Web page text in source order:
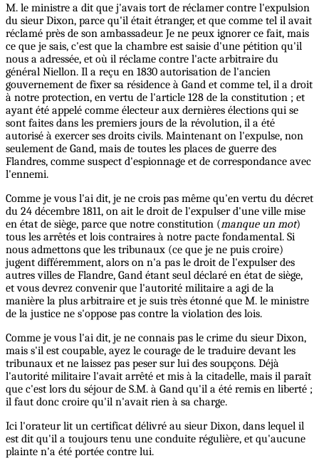
M. le ministre a dit que j'avais tort de réclamer contre l'expulsion
du sieur Dixon, parce qu'il était étranger, et que comme tel il avait
réclamé près de son ambassadeur. Je ne peux ignorer ce fait, mais
ce que je sais, c'est que la chambre est saisie d'une pétition qu'il
nous a adressée, et où il réclame contre l'acte arbitraire du
général Niellon. Il a reçu en 1830 autorisation de l'ancien
gouvernement de fixer sa résidence à Gand et comme tel, il a droit
à notre protection, en vertu de l'article 128 de la constitution ; et
ayant été appelé comme électeur aux dernières élections qui se
sont faites dans les premiers jours de la révolution, il a été
autorisé à exercer ses droits civils. Maintenant on l'expulse, non
seulement de Gand, mais de toutes les places de guerre des
Flandres, comme suspect d'espionnage et de correspondance avec
l'ennemi.
Comme je vous l'ai dit, je ne crois pas même qu'en vertu du décret
du 24 décembre 1811, on ait le droit de l'expulser d'une ville mise
en état de siège, parce que notre constitution (manque un mot)
tous les arrêtés et lois contraires à notre pacte fondamental. Si
nous admettons que les tribunaux (ce que je ne puis croire)
jugent différemment, alors on n'a pas le droit de l'expulser des
autres villes de Flandre, Gand étant seul déclaré en état de siège,
et vous devrez convenir que l'autorité militaire a agi de la
manière la plus arbitraire et je suis très étonné que M. le ministre
de la justice ne s'oppose pas contre la violation des lois.
Comme je vous l'ai dit, je ne connais pas le crime du sieur Dixon,
mais s'il est coupable, ayez le courage de le traduire devant les
tribunaux et ne laissez pas peser sur lui des soupçons. Déjà
l'autorité militaire l'avait arrêté et mis à la citadelle, mais il paraît
que c'est lors du séjour de S.M. à Gand qu'il a été remis en liberté ;
il faut donc croire qu'il n'avait rien à sa charge.
Ici l'orateur lit un certificat délivré au sieur Dixon, dans lequel il
est dit qu'il a toujours tenu une conduite régulière, et qu'aucune
plainte n'a été portée contre lui.